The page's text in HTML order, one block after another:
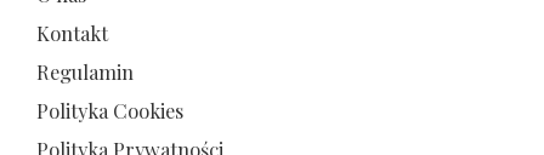
Kontakt
Regulamin
Polityka Cookies
Polityka Prywatności